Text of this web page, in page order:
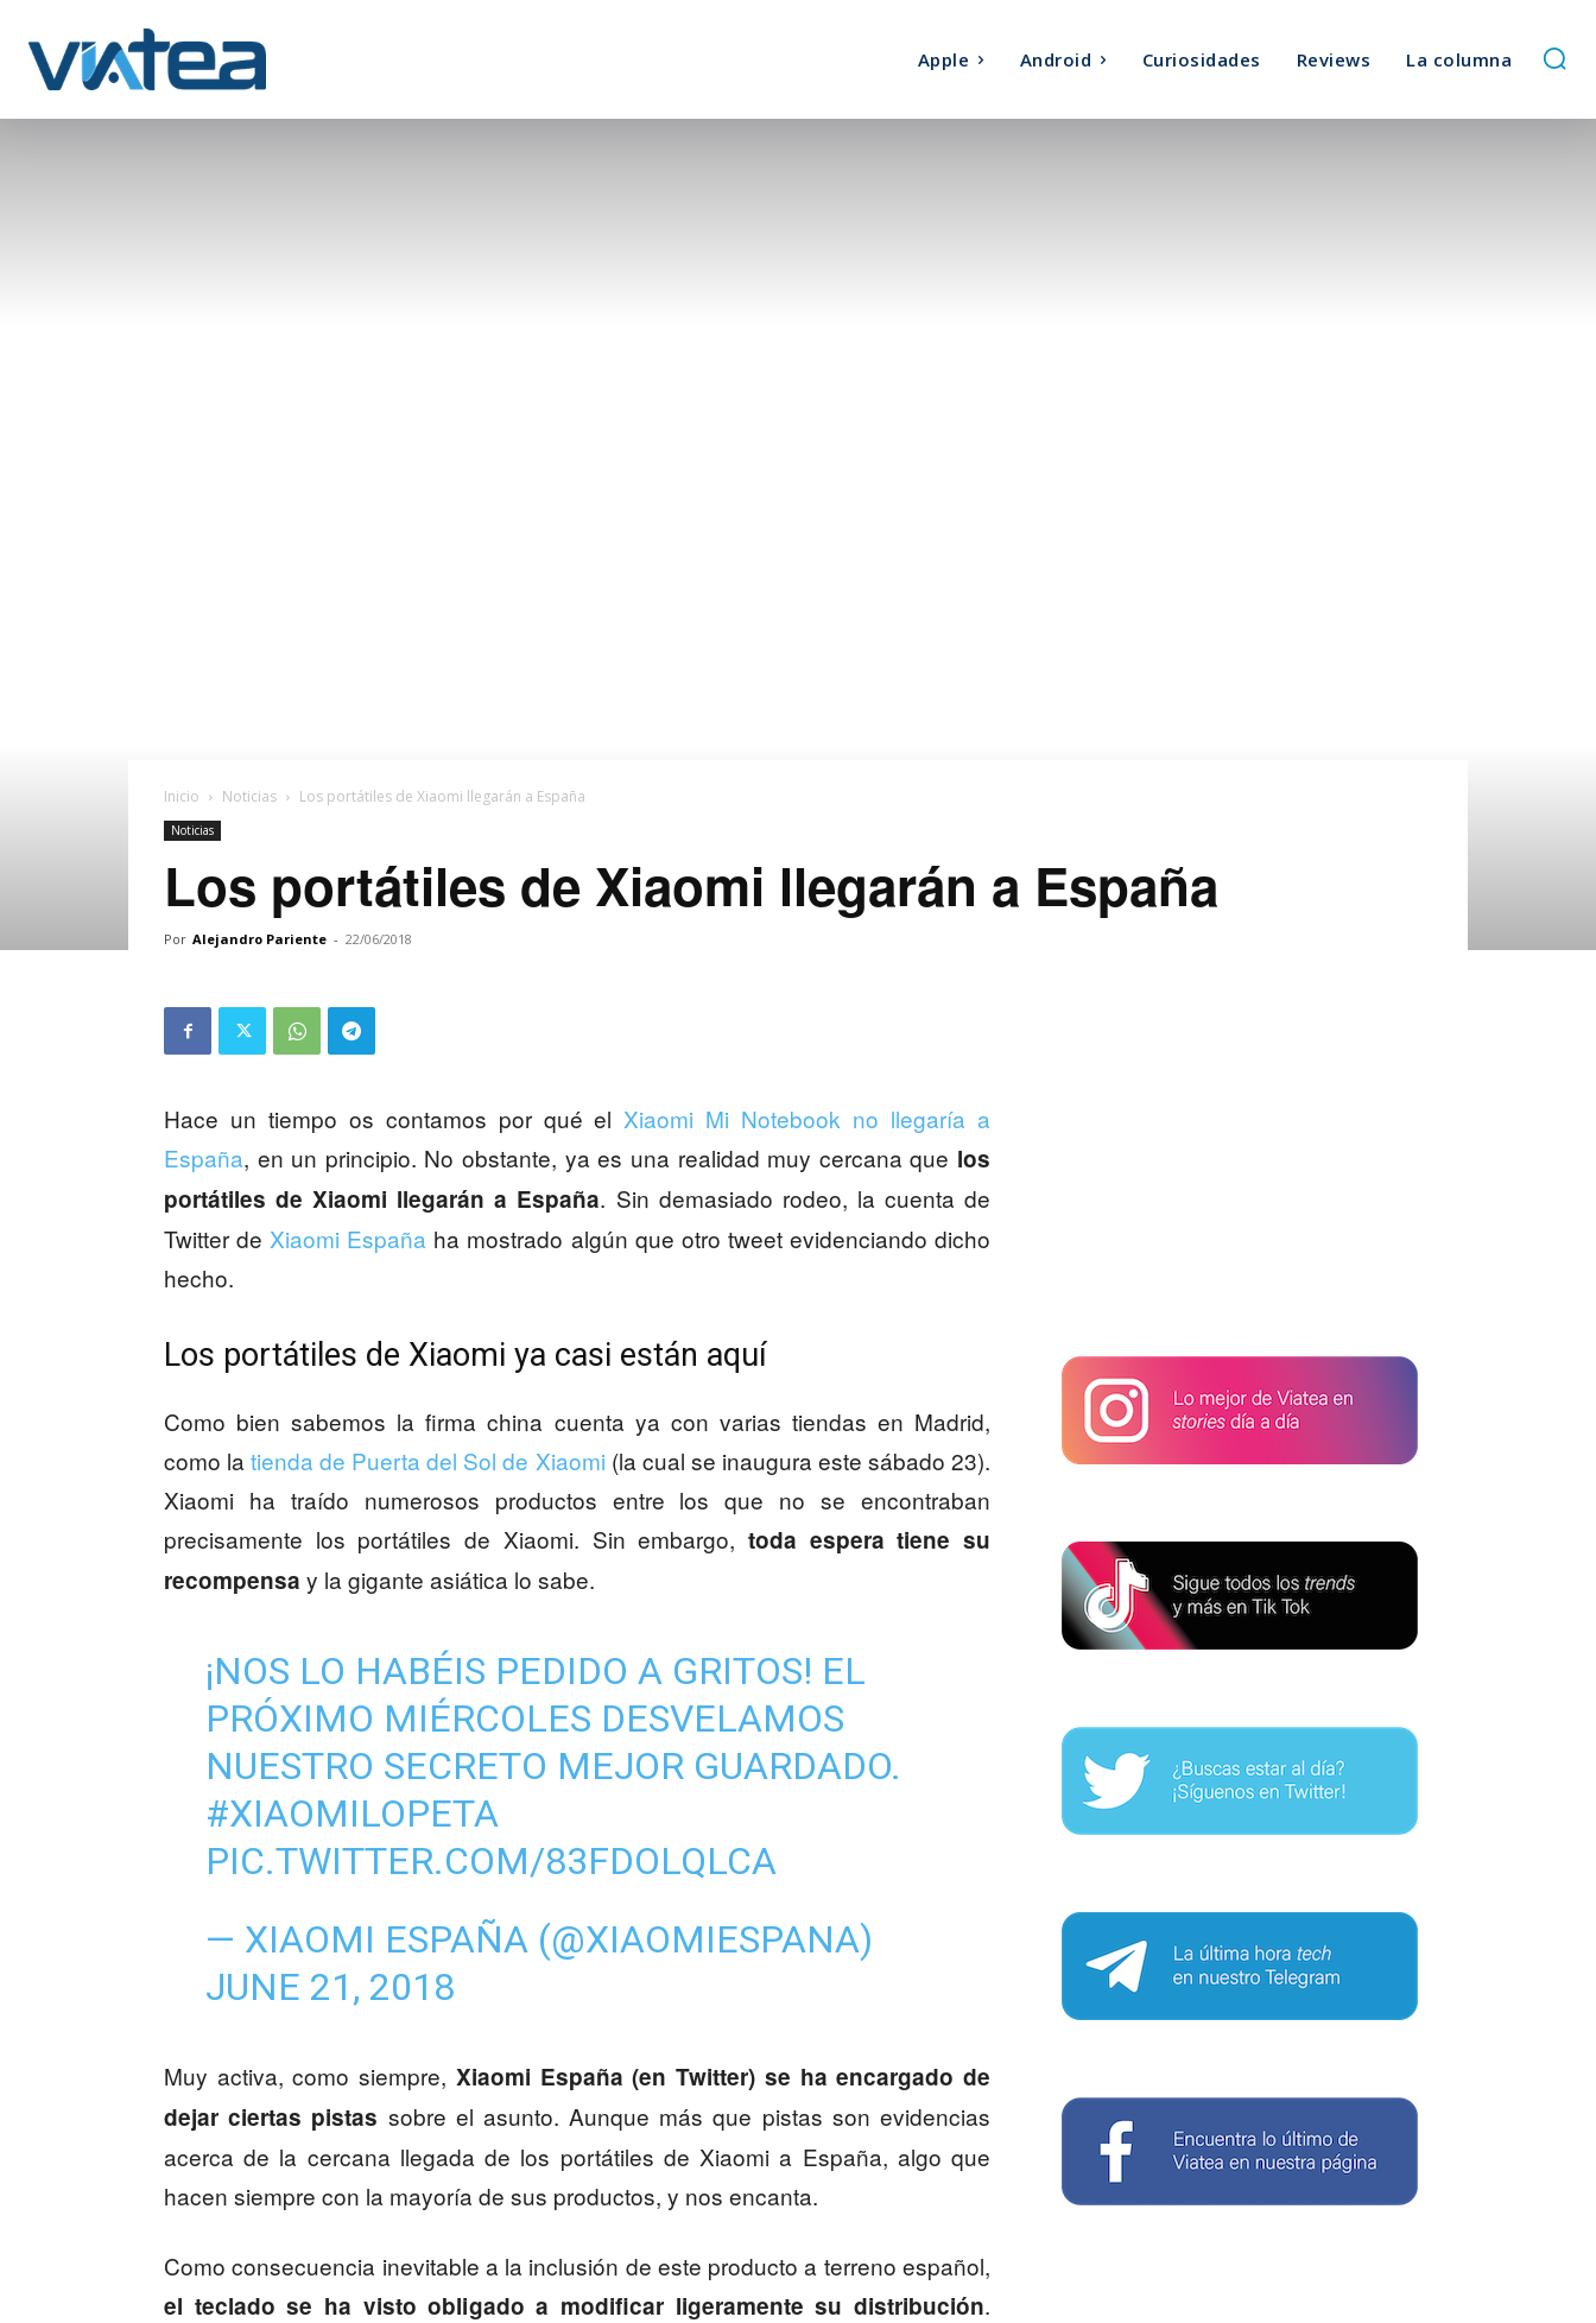
Apple Android Curiosidades Reviews La columna
Inicio Noticias Los portátiles de Xiaomi llegarán a España
Noticias
Los portátiles de Xiaomi llegarán a España
Por Alejandro Pariente - 22/06/2018
Hace un tiempo os contamos por qué el Xiaomi Mi Notebook no llegaría a
España, en un principio. No obstante, ya es una realidad muy cercana que los
portátiles de Xiaomi llegarán a España. Sin demasiado rodeo, la cuenta de
Twitter de Xiaomi España ha mostrado algún que otro tweet evidenciando dicho
hecho.
Los portátiles de Xiaomi ya casi están aquí
Como bien sabemos la firma china cuenta ya con varias tiendas en Madrid,
como latienda de Puerta del Sol de Xiaomi (la cual se inaugura este sábado 23).
Xiaomi ha traído numerosos productos entre los que no se encontraban
precisamente los portátiles de Xiaomi. Sin embargo, toda espera tiene su
recompensa y la gigante asiática lo sabe.
¡NOS LO HABÉIS PEDIDO A GRITOS! EL
PRÓXIMO MIÉRCOLES DESVELAMOS
NUESTRO SECRETO MEJOR GUARDADO.
#XIAOMILOPETA
PIC.TWITTER.COM/83FDOLQLCA
— XIAOMI ESPAÑA (@XIAOMIESPANA)
JUNE 21, 2018
Muy activa, como siempre, Xiaomi España (en Twitter) se ha encargado de
dejar ciertas pistas sobre el asunto. Aunque más que pistas son evidencias
acerca de la cercana llegada de los portátiles de Xiaomi a España, algo que
hacen siempre con la mayoría de sus productos, y nos encanta.
Como consecuencia inevitable a la inclusión de este producto a terreno español,
el teclado se ha visto obligado a modificar ligeramente su distribución.